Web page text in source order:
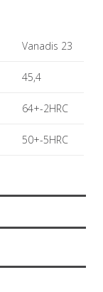
Vanadis 23
45,4
64+-2HRC
50+-5HRC